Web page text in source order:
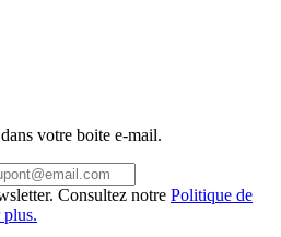
votre boite e-mail.
Consultez notre Politique de